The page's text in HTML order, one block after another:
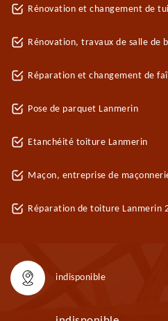
Rénovation et changement de
Rénovation, travaux de salle de
Réparation et changement de
Pose de parquet Lanmerin
Etanchéité toiture Lanmerin
Maçon, entreprise de
Réparation de toiture Lanmerin
indisponible